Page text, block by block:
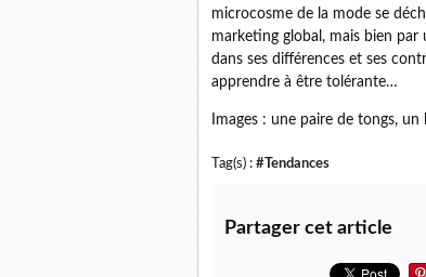
microcosme de la mode se
marketing global, mais bien
dans ses différences et ses
apprendre à être tolérante…
Images : une paire de tongs,
Tag(s) : #Tendances
Partager cet article